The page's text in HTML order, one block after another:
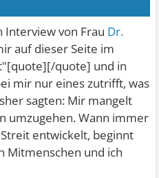
Interview von Frau Dr.
auf dieser Seite im
quote] und in
mir nur eines zutrifft, was
sagten: Mir mangelt
umzugehen. Wann immer
entwickelt, beginnt
Mitmenschen und ich